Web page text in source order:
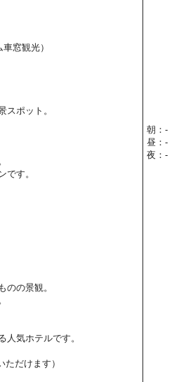
窓観光）
スポット。
です。
のの景観。
人気ホテルです。
だけます）
朝：-
昼：-
夜：-